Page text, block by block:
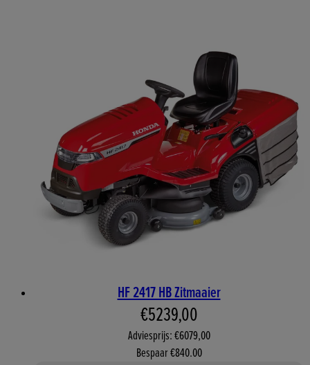
HF 2417 HB Zitmaaier
Huidige prijs: €5239,00.
€5239,00
Adviesprijs: €6079,00
Bespaar €840.00